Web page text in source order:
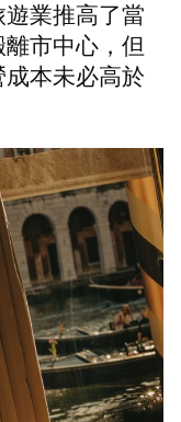
業推高了當
市中心，但
本未必高於